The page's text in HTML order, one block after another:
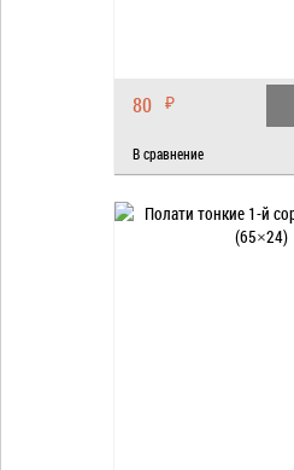
80 ₽
В сравнение